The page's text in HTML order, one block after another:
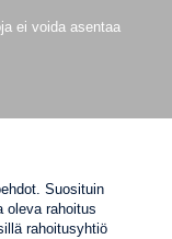
ei voida asentaa
Suosituin
oleva rahoitus
rahoitusyhtiö